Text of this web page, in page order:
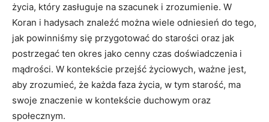
życia, który zasługuje na szacunek i zrozumienie. W
Koran i hadysach znaleźć można wiele odniesień do tego,
jak powinniśmy się przygotować do starości oraz jak
postrzegać ten okres jako cenny czas doświadczenia i
mądrości. W kontekście przejść życiowych, ważne jest,
aby zrozumieć, że każda faza życia, w tym starość, ma
swoje znaczenie w kontekście duchowym oraz
społecznym.